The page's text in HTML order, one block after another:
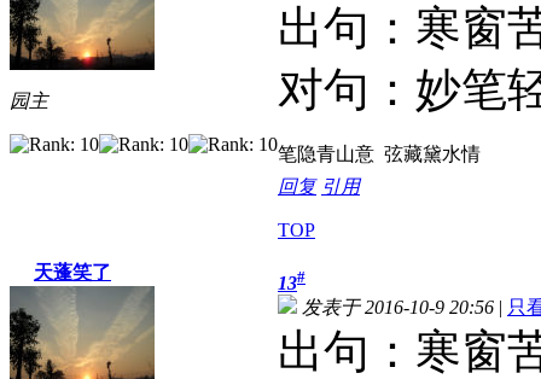
园主
出句：寒窗
对句：妙笔
笔隐青山意 弦藏黛水情
回复 引用
TOP
天蓬笑了
13#
发表于 2016-10-9 20:56 | 只
出句：寒窗